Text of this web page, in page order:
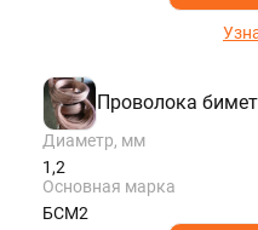
Проволока
Диаметр, мм
1,2
Основная марка
БСМ2